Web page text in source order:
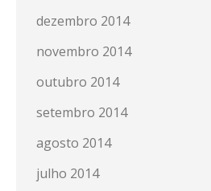
dezembro 2014
novembro 2014
outubro 2014
setembro 2014
agosto 2014
julho 2014